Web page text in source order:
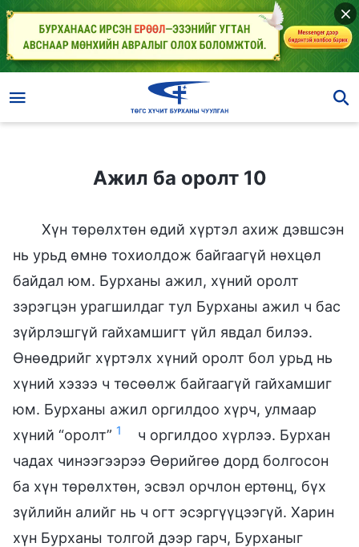
Ажил ба оролт 10
Хүн төрөлхтөн өдий хүртэл ахиж дэвшсэн
нь урьд өмнө тохиолдож байгаагүй нөхцөл
байдал юм. Бурханы ажил, хүний оролт
зэрэгцэн урагшилдаг тул Бурханы ажил ч бас
зүйрлэшгүй гайхамшигт үйл явдал билээ.
Өнөөдрийг хүртэлх хүний оролт бол урьд нь
хүний хэзээ ч төсөөлж байгаагүй гайхамшиг
юм. Бурханы ажил оргилдоо хүрч, улмаар
хүний “оролт” 1
ч оргилдоо хүрлээ. Бурхан
чадах чинээгээрээ Өөрийгөө дорд болгосон
ба хүн төрөлхтөн, эсвэл орчлон ертөнц, бүх
зүйлийн алийг нь ч огт эсэргүүцээгүй. Харин
хүн Бурханы толгой дээр гарч, Бурханыг